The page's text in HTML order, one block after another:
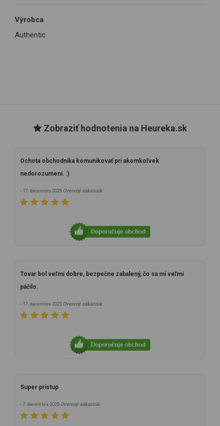
Výrobca
Authentic
Zobraziť hodnotenia na Heureka.sk
Ochota obchodníka komunikovať pri akomkoľvek
nedorozumení. :)
- 17. decembra 2025 Overený zákazník
Tovar bol veľmi dobre, bezpečne zabalený, čo sa mi veľmi
páčilo.
- 17. decembra 2025 Overený zákazník
Super prístup
- 7. decembra 2025 Overený zákazník